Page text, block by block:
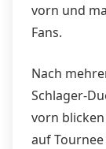
vorn und
Fans.
Nach
Schlager-
vorn
auf